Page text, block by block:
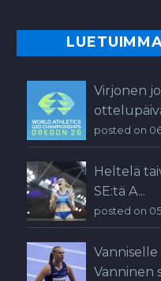
Virjonen
posted on
Heltelä
SE:tä A...
posted on
Vanninen